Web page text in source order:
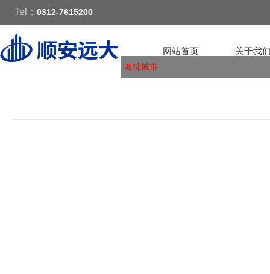
Tel： 0312-7615200
网站首页 关于我
> 海绵城市